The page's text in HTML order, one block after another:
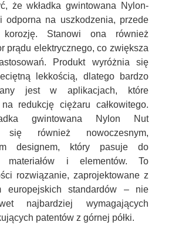
że wkładka gwintowana Nylon-
odporna na uszkodzenia, przede
Stanowi ona również
prądu elektrycznego, co zwiększa
Produkt wyróżnia się
lekkością, dlatego bardzo
jest w aplikacjach, które
redukcję ciężaru całkowitego.
gwintowana Nylon Nut
się również nowoczesnym,
designem, który pasuje do
materiałów i elementów. To
rozwiązanie, zaprojektowane z
europejskich standardów – nie
najbardziej wymagających
patentów z górnej półki.